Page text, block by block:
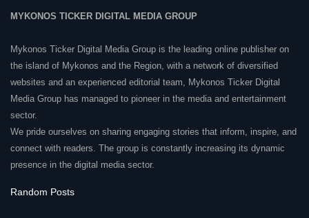
MYKONOS TICKER DIGITAL MEDIA GROUP
Mykonos Ticker Digital Media Group is the leading online publisher on
the island of Mykonos and the Region, with a network of diversified
websites and an experienced editorial team, Mykonos Ticker Digital
Media Group has managed to pioneer in the media and entertainment
sector.
We pride ourselves on sharing engaging stories that inform, inspire, and
connect with readers. The group is constantly increasing its dynamic
presence in the digital media sector.
Random Posts